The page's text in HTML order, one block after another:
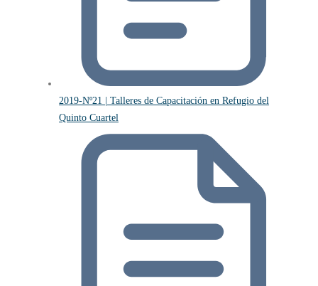
2019-Nº21 | Talleres de Capacitación en Refugio del
Quinto Cuartel